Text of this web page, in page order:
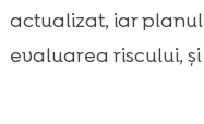
actualizat, iar
evaluarea riscului,